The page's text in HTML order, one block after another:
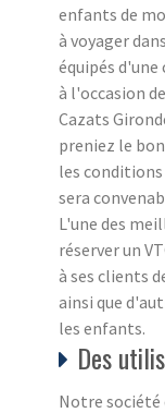
enfants de
à voyager
équipés d'une
à l'occasion
Cazats
preniez le
les
sera
L'une des
réserver un
à ses clients
ainsi que
les enfants.
Des
Notre société